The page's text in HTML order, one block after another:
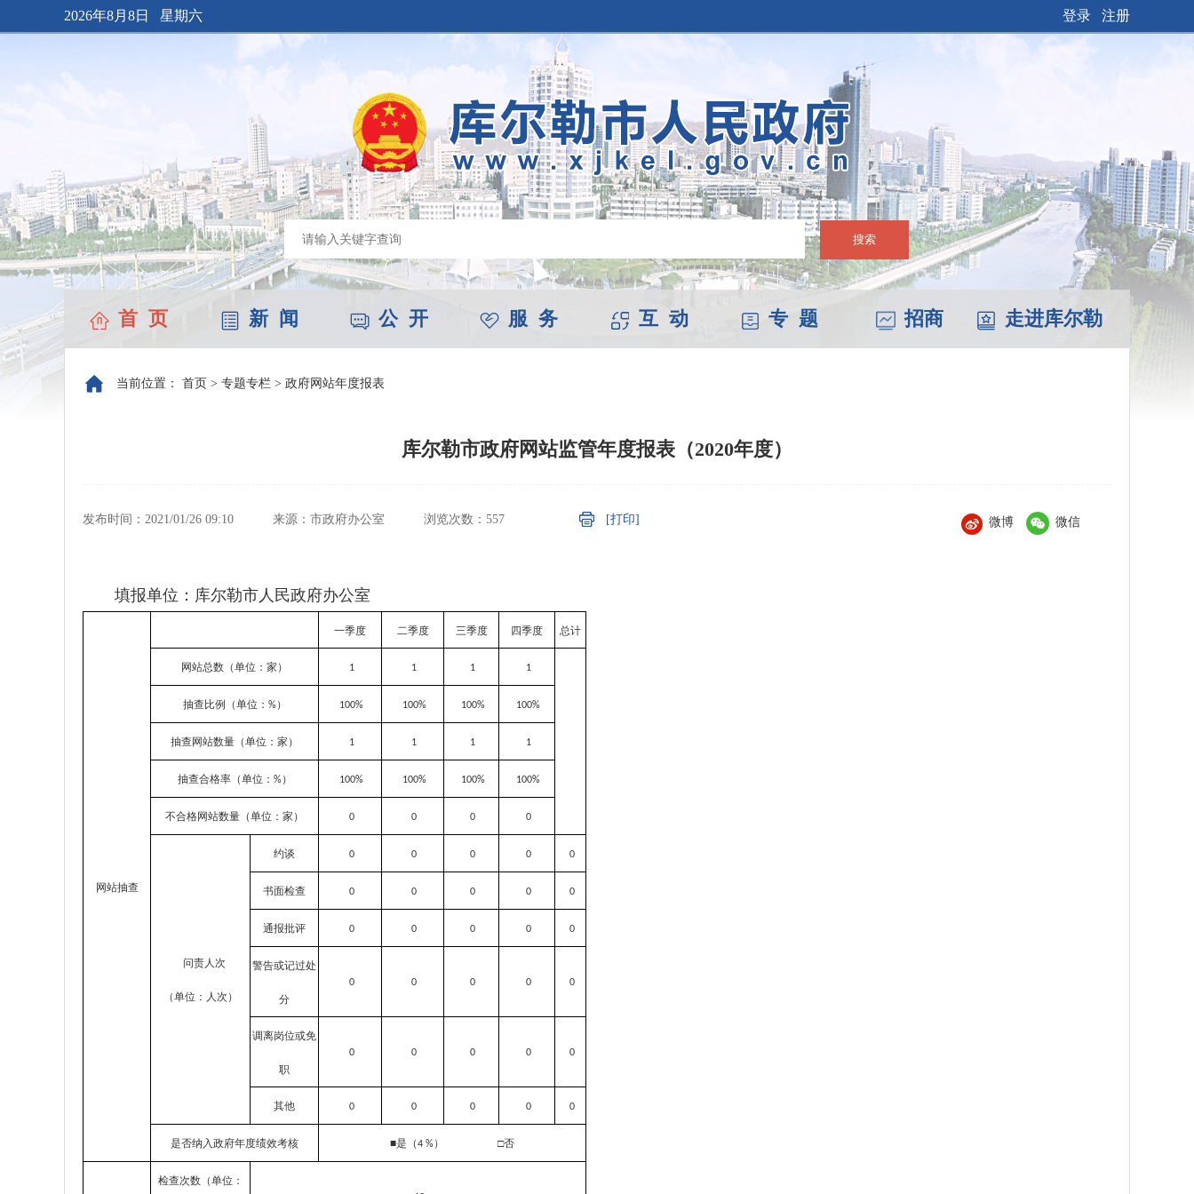
2026年8月8日 星期六 登录 注册
搜索
首 页 新 闻 公 开 服 务 互 动 专 题 招商 走进库尔勒
当前位置： 首页 > 专题专栏 > 政府网站年度报表
库尔勒市政府网站监管年度报表（2020年度）
发布时间：2021/01/26 09:10 来源：市政府办公室 浏览次数： 557 [打印] 微博 微信
填报单位：库尔勒市人民政府办公室
网站抽查
一季度 二季度 三季度 四季度 总计
网站总数（单位：家） 1 1 1 1
抽查比例（单位： % ） 100% 100% 100% 100%
抽查网站数量（单位：家） 1 1 1 1
抽查合格率（单位： % ） 100% 100% 100% 100%
不合格网站数量（单位：家） 0 0 0 0
问责人次
（单位：人次）
约谈 0 0 0 0 0
书面检查 0 0 0 0 0
通报批评 0 0 0 0 0
警告或记过处
分
0 0 0 0 0
调离岗位或免
职
0 0 0 0 0
其他 0 0 0 0 0
是否纳入政府年度绩效考核 ■是（4 % ） □否
检查次数（单位：